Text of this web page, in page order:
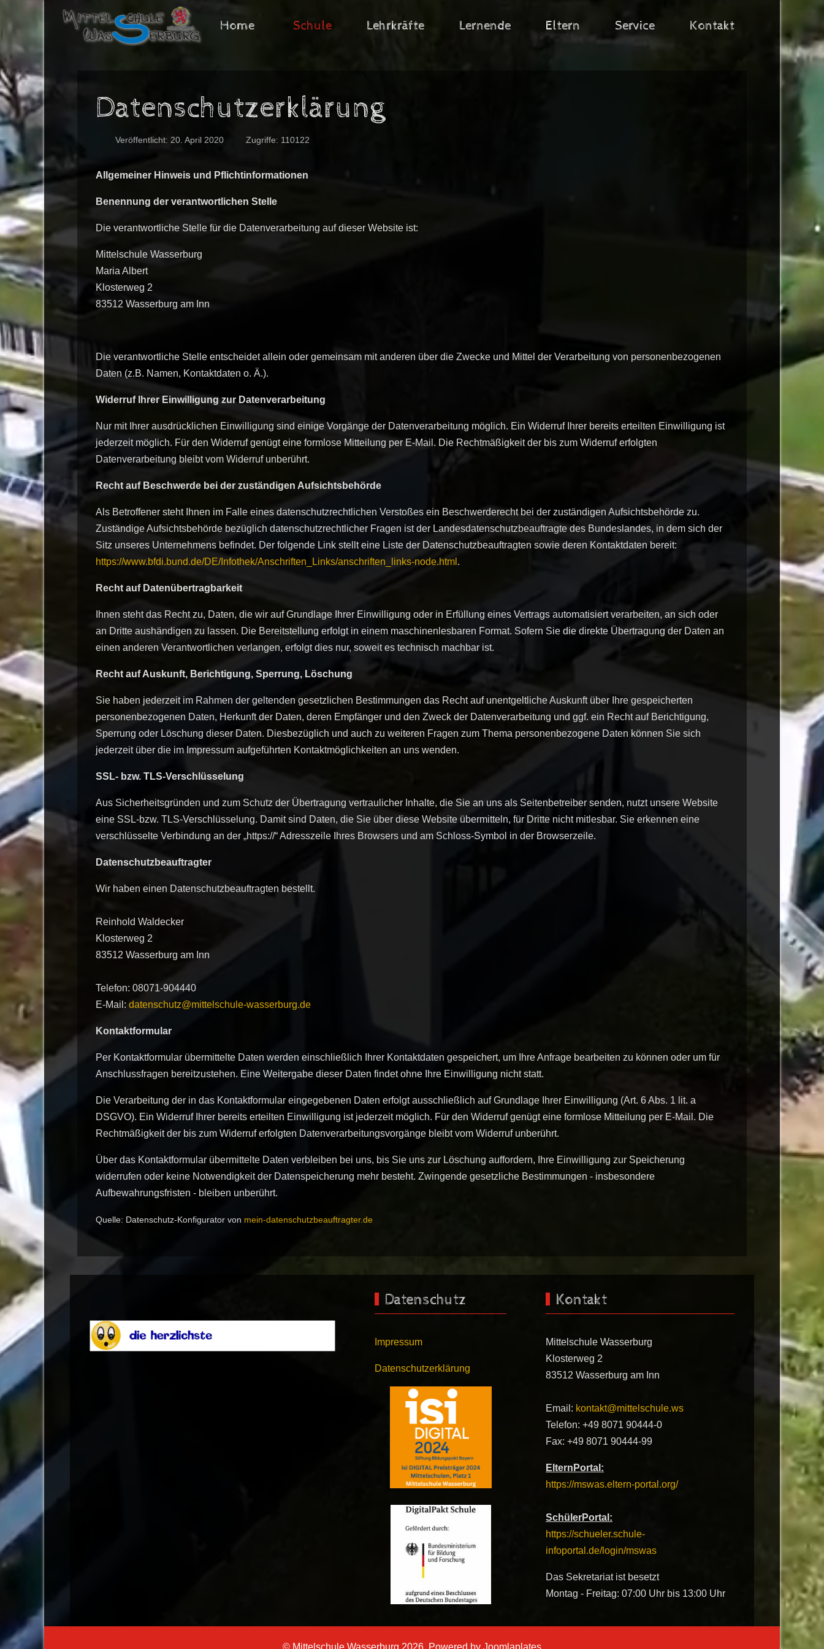
Home Schule Lehrkräfte Lernende Eltern Service Kontakt
Datenschutzerklärung
Veröffentlicht: 20. April 2020 Zugriffe: 110122
Allgemeiner Hinweis und Pflichtinformationen
Benennung der verantwortlichen Stelle
Die verantwortliche Stelle für die Datenverarbeitung auf dieser Website ist:
Mittelschule Wasserburg
Maria Albert
Klosterweg 2
83512 Wasserburg am Inn
Die verantwortliche Stelle entscheidet allein oder gemeinsam mit anderen über die Zwecke und Mittel der Verarbeitung von personenbezogenen
Daten (z.B. Namen, Kontaktdaten o. Ä.).
Widerruf Ihrer Einwilligung zur Datenverarbeitung
Nur mit Ihrer ausdrücklichen Einwilligung sind einige Vorgänge der Datenverarbeitung möglich. Ein Widerruf Ihrer bereits erteilten Einwilligung ist
jederzeit möglich. Für den Widerruf genügt eine formlose Mitteilung per E-Mail. Die Rechtmäßigkeit der bis zum Widerruf erfolgten
Datenverarbeitung bleibt vom Widerruf unberührt.
Recht auf Beschwerde bei der zuständigen Aufsichtsbehörde
Als Betroffener steht Ihnen im Falle eines datenschutzrechtlichen Verstoßes ein Beschwerderecht bei der zuständigen Aufsichtsbehörde zu.
Zuständige Aufsichtsbehörde bezüglich datenschutzrechtlicher Fragen ist der Landesdatenschutzbeauftragte des Bundeslandes, in dem sich der
Sitz unseres Unternehmens befindet. Der folgende Link stellt eine Liste der Datenschutzbeauftragten sowie deren Kontaktdaten bereit:
https://www.bfdi.bund.de/DE/Infothek/Anschriften_Links/anschriften_links-node.html .
Recht auf Datenübertragbarkeit
Ihnen steht das Recht zu, Daten, die wir auf Grundlage Ihrer Einwilligung oder in Erfüllung eines Vertrags automatisiert verarbeiten, an sich oder
an Dritte aushändigen zu lassen. Die Bereitstellung erfolgt in einem maschinenlesbaren Format. Sofern Sie die direkte Übertragung der Daten an
einen anderen Verantwortlichen verlangen, erfolgt dies nur, soweit es technisch machbar ist.
Recht auf Auskunft, Berichtigung, Sperrung, Löschung
Sie haben jederzeit im Rahmen der geltenden gesetzlichen Bestimmungen das Recht auf unentgeltliche Auskunft über Ihre gespeicherten
personenbezogenen Daten, Herkunft der Daten, deren Empfänger und den Zweck der Datenverarbeitung und ggf. ein Recht auf Berichtigung,
Sperrung oder Löschung dieser Daten. Diesbezüglich und auch zu weiteren Fragen zum Thema personenbezogene Daten können Sie sich
jederzeit über die im Impressum aufgeführten Kontaktmöglichkeiten an uns wenden.
SSL- bzw. TLS-Verschlüsselung
Aus Sicherheitsgründen und zum Schutz der Übertragung vertraulicher Inhalte, die Sie an uns als Seitenbetreiber senden, nutzt unsere Website
eine SSL-bzw. TLS-Verschlüsselung. Damit sind Daten, die Sie über diese Website übermitteln, für Dritte nicht mitlesbar. Sie erkennen eine
verschlüsselte Verbindung an der „https://“ Adresszeile Ihres Browsers und am Schloss-Symbol in der Browserzeile.
Datenschutzbeauftragter
Wir haben einen Datenschutzbeauftragten bestellt.
Reinhold Waldecker
Klosterweg 2
83512 Wasserburg am Inn
Telefon: 08071-904440
E-Mail: datenschutz@mittelschule-wasserburg.de
Kontaktformular
Per Kontaktformular übermittelte Daten werden einschließlich Ihrer Kontaktdaten gespeichert, um Ihre Anfrage bearbeiten zu können oder um für
Anschlussfragen bereitzustehen. Eine Weitergabe dieser Daten findet ohne Ihre Einwilligung nicht statt.
Die Verarbeitung der in das Kontaktformular eingegebenen Daten erfolgt ausschließlich auf Grundlage Ihrer Einwilligung (Art. 6 Abs. 1 lit. a
DSGVO). Ein Widerruf Ihrer bereits erteilten Einwilligung ist jederzeit möglich. Für den Widerruf genügt eine formlose Mitteilung per E-Mail. Die
Rechtmäßigkeit der bis zum Widerruf erfolgten Datenverarbeitungsvorgänge bleibt vom Widerruf unberührt.
Über das Kontaktformular übermittelte Daten verbleiben bei uns, bis Sie uns zur Löschung auffordern, Ihre Einwilligung zur Speicherung
widerrufen oder keine Notwendigkeit der Datenspeicherung mehr besteht. Zwingende gesetzliche Bestimmungen - insbesondere
Aufbewahrungsfristen - bleiben unberührt.
Quelle: Datenschutz-Konfigurator von mein-datenschutzbeauftragter.de
Datenschutz
Impressum
Datenschutzerklärung
Kontakt
Mittelschule Wasserburg
Klosterweg 2
83512 Wasserburg am Inn
Email: kontakt@mittelschule.ws
Telefon: +49 8071 90444-0
Fax: +49 8071 90444-99
ElternPortal:
https://mswas.eltern-portal.org/
SchülerPortal:
https://schueler.schule-
infoportal.de/login/mswas
Das Sekretariat ist besetzt
Montag - Freitag: 07:00 Uhr bis 13:00 Uhr
© Mittelschule Wasserburg 2026, Powered by Joomlaplates